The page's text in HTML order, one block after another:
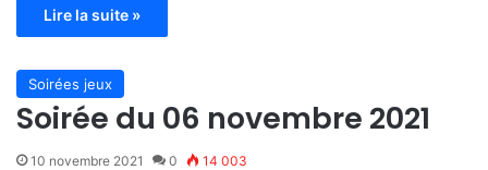
Lire la suite »
Soirées jeux
Soirée du 06 novembre 2021
10 novembre 2021 0 14 003